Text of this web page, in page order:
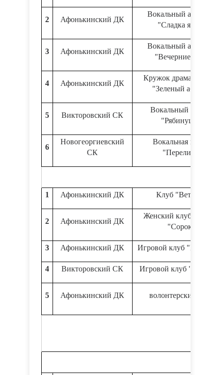
2 Афонькинский ДК
Вокальный ансамбль
"Сладка ягода"
3 Афонькинский ДК
Вокальный ансамбль
"Вечерние зори"
4 Афонькинский ДК
Кружок
"Зеленый абажур"
5 Викторовский СК
Вокальный кружок
"Рябинушка"
6
Новогеоргиевский
СК
Вокальная группа
"Переливы"
1 Афонькинский ДК Клуб "Ветеран"
2 Афонькинский ДК
Женский клуб
"Сорока"
3 Афонькинский ДК Игровой клуб
4 Викторовский СК Игровой клуб
5 Афонькинский ДК волонтерский отряд